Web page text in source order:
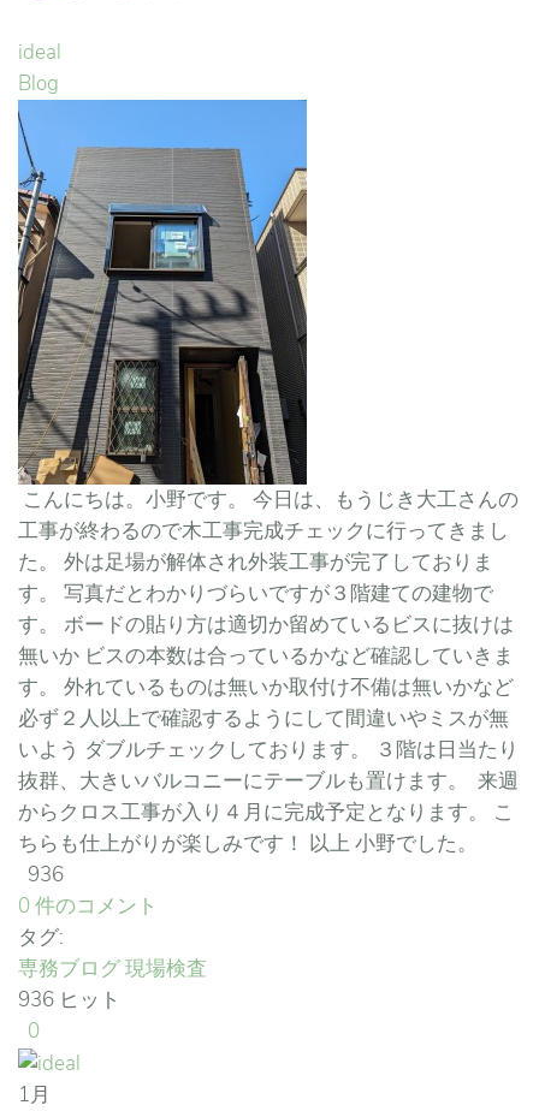
ideal
Blog
こんにちは。小野です。 今日は、もうじき大工さんの
工事が終わるので木工事完成チェックに行ってきまし
た。 外は足場が解体され外装工事が完了しておりま
す。 写真だとわかりづらいですが３階建ての建物で
す。 ボードの貼り方は適切か留めているビスに抜けは
無いか ビスの本数は合っているかなど確認していきま
す。 外れているものは無いか取付け不備は無いかなど
必ず２人以上で確認するようにして間違いやミスが無
いよう ダブルチェックしております。 ３階は日当たり
抜群、大きいバルコニーにテーブルも置けます。 来週
からクロス工事が入り４月に完成予定となります。 こ
ちらも仕上がりが楽しみです！ 以上 小野でした。
936
0 件のコメント
タグ:
専務ブログ現場検査
936 ヒット
0
1月